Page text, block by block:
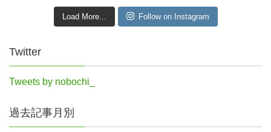
Load More... Follow on Instagram
Twitter
Tweets by nobochi_
過去記事月別